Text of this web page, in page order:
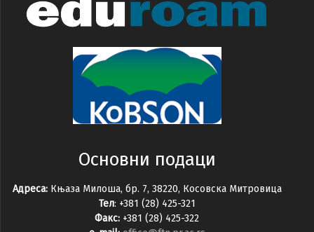
Основни подаци
Адреса: Књаза Милоша, бр. 7, 38220, Косовска Митровица
Тел: +381 (28) 425-321
Факс: +381 (28) 425-322